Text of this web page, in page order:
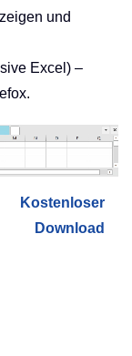
und
Excel) –
Kostenloser
Download